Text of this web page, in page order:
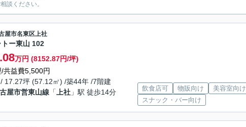
談ください。
屋市名東区上社
トー東山 102
万円 (8152.87円/坪)
共益費5,500円
17.27坪 (57.12㎡) /築44年 /7階建
屋市営東山線 「 上社 」駅 徒歩14分 飲食店可 物販向け
美容室向け
スナック・バー向け